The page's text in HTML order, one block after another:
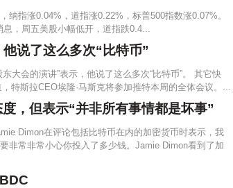
纳指涨0.04%，道指涨0.22%，标普500指数涨0.07%。
，周五美股小幅低开，道指跌0.4...
说了这么多次“比特币”
大会的演讲”表示，他说了这么多次“比特币”。 其它快
特斯拉CEO埃隆·马斯克将参加推特本周的全体会议。...
，但表示“并非所有事情都是坏事”
Dimon在评论包括比特币在内的加密货币时表示，我
非常非常小心你投入了多少钱。Jamie Dimon看到了加